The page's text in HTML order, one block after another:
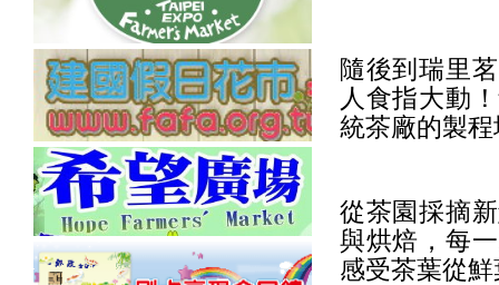
隨後到瑞里
人食指大動
統茶廠的製
從茶園採摘
與烘焙，每
感受茶葉從